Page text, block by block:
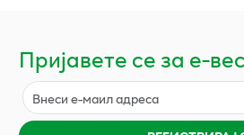
Пријавете се за е-